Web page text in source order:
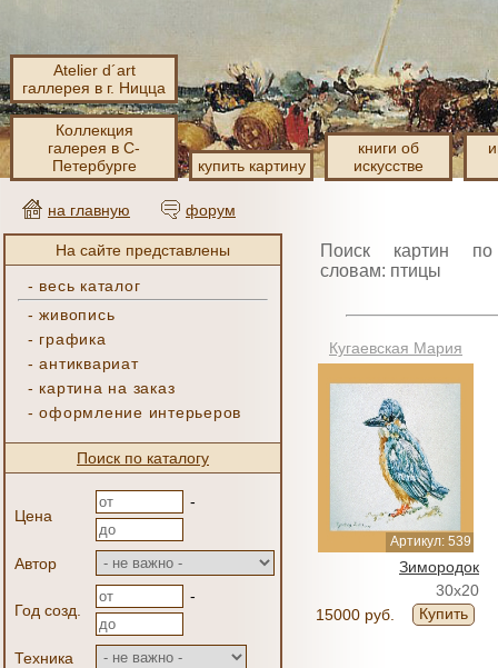
Atelier d´art
галлерея в г. Ницца
Коллекция
галерея в С-
Петербурге
купить картину
книги об
искусстве
на главную форум
На сайте представлены
- весь каталог
-живопись
- графика
-антиквариат
- картина на заказ
-оформление интерьеров
Поиск по каталогу
Цена
-
Автор
Год созд.
-
Техника
Поиск картин
словам: птицы
Кугаевская Мария
Артикул: 539
Зимородок
30x20
15000 руб.
Купить